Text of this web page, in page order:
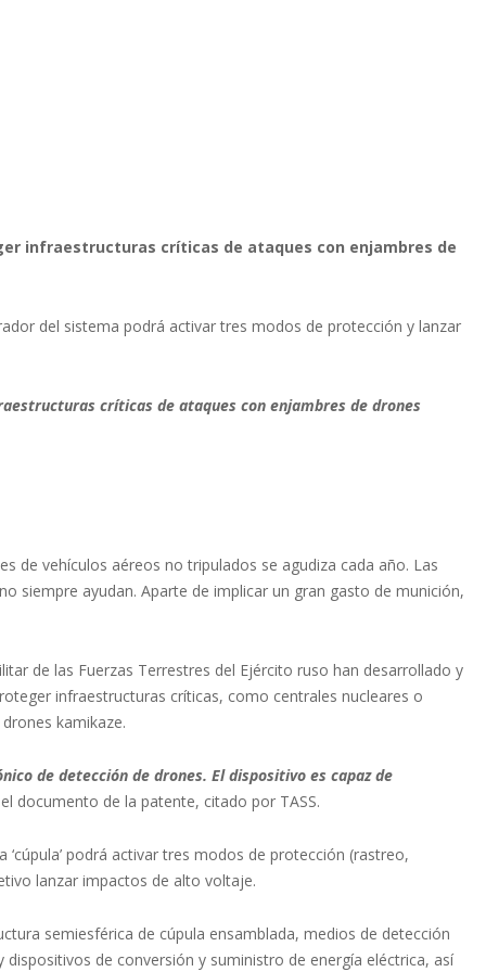
infraestructuras críticas de ataques con enjambres de
del sistema podrá activar tres modos de protección y lanzar
críticas de ataques con enjambres de drones
de vehículos aéreos no tripulados se agudiza cada año. Las
siempre ayudan. Aparte de implicar un gran gasto de munición,
de las Fuerzas Terrestres del Ejército ruso han desarrollado y
infraestructuras críticas, como centrales nucleares o
kamikaze.
de detección de drones. El dispositivo es capaz de
documento de la patente, citado por TASS.
podrá activar tres modos de protección (rastreo,
lanzar impactos de alto voltaje.
semiesférica de cúpula ensamblada, medios de detección
de conversión y suministro de energía eléctrica, así